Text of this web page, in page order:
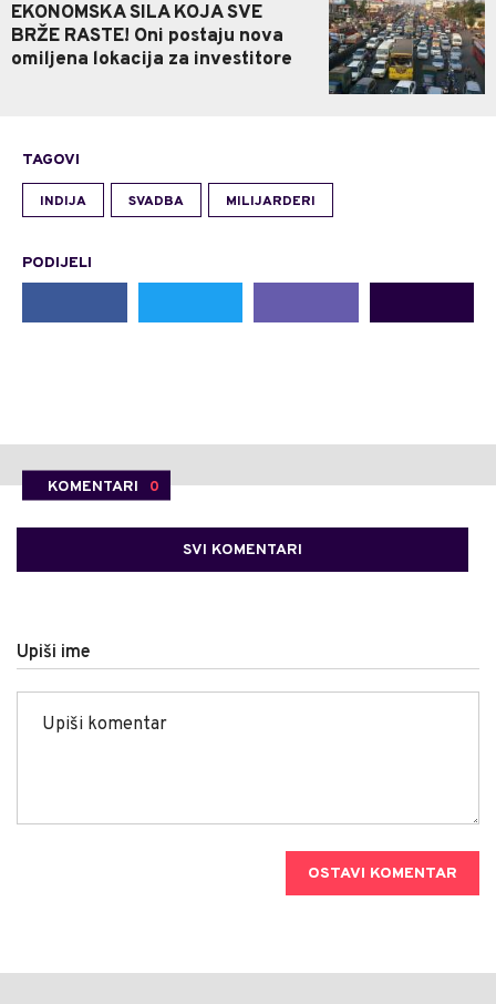
EKONOMSKA SILA KOJA SVE
BRŽE RASTE! Oni postaju nova
omiljena lokacija za investitore
TAGOVI
INDIJA SVADBA MILIJARDERI
PODIJELI
KOMENTARI 0
SVI KOMENTARI
Upiši ime
OSTAVI KOMENTAR